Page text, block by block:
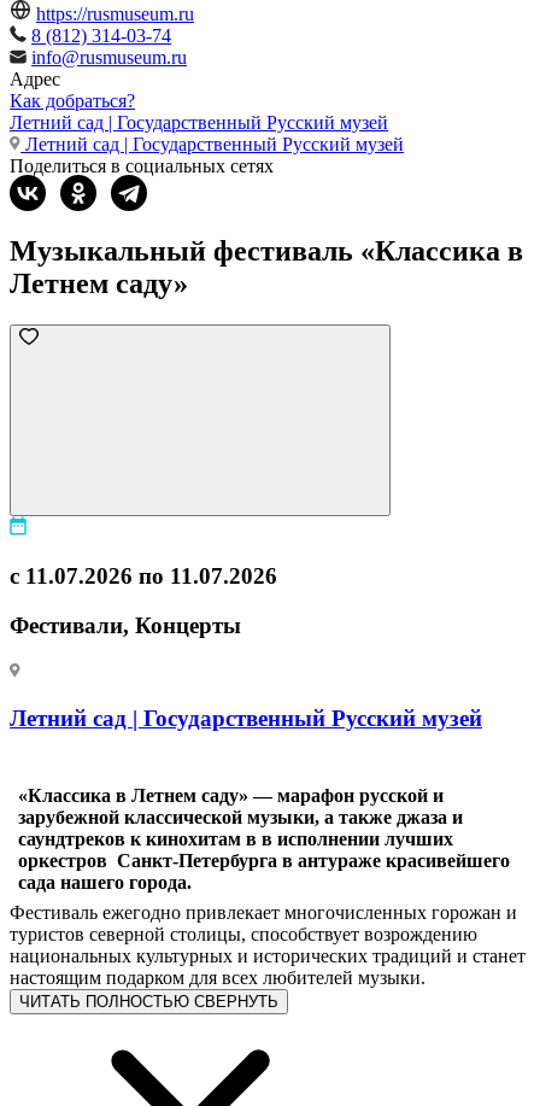
https://rusmuseum.ru
8 (812) 314-03-74
info@rusmuseum.ru
Адрес
Как добраться?
Летний сад | Государственный Русский музей
Летний сад | Государственный Русский музей
Поделиться в социальных сетях
Музыкальный фестиваль «Классика в
Летнем саду»
с 11.07.2026 по 11.07.2026
Фестивали, Концерты
Летний сад | Государственный Русский музей
«Классика в Летнем саду» — марафон русской и
зарубежной классической музыки, а также джаза и
саундтреков к кинохитам в в исполнении лучших
оркестров Санкт-Петербурга в антураже красивейшего
сада нашего города.
Фестиваль ежегодно привлекает многочисленных горожан и
туристов северной столицы, способствует возрождению
национальных культурных и исторических традиций и станет
настоящим подарком для всех любителей музыки.
ЧИТАТЬ ПОЛНОСТЬЮ СВЕРНУТЬ